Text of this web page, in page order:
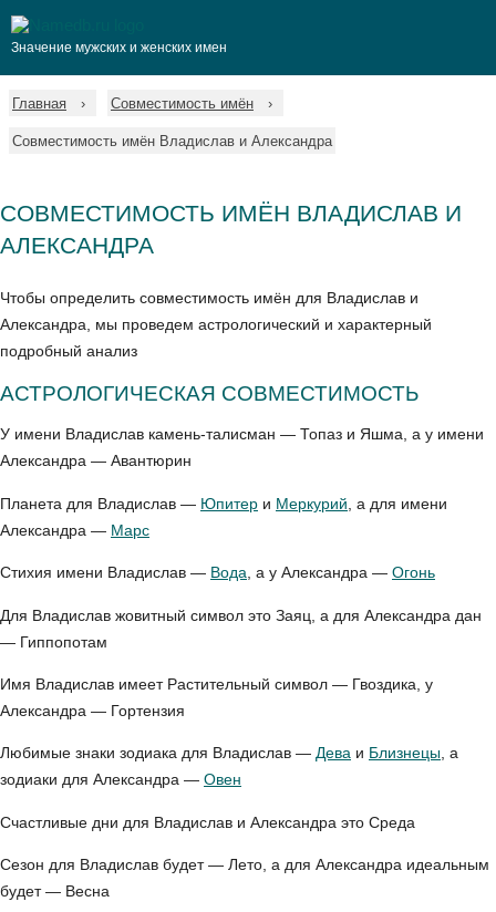
Значение мужских и женских имен
Главная Совместимость имён
Совместимость имён Владислав и Александра
СОВМЕСТИМОСТЬ ИМЁН ВЛАДИСЛАВ И
АЛЕКСАНДРА
Чтобы определить совместимость имён для Владислав и
Александра, мы проведем астрологический и характерный
подробный анализ
АСТРОЛОГИЧЕСКАЯ СОВМЕСТИМОСТЬ
У имени Владислав камень-талисман — Топаз и Яшма, а у имени
Александра — Авантюрин
Планета для Владислав — Юпитер и Меркурий , а для имени
Александра — Марс
Стихия имени Владислав — Вода, а у Александра — Огонь
Для Владислав жовитный символ это Заяц, а для Александра дан
— Гиппопотам
Имя Владислав имеет Растительный символ — Гвоздика, у
Александра — Гортензия
Любимые знаки зодиака для Владислав — Дева и Близнецы, а
зодиаки для Александра — Овен
Счастливые дни для Владислав и Александра это Среда
Сезон для Владислав будет — Лето, а для Александра идеальным
будет — Весна